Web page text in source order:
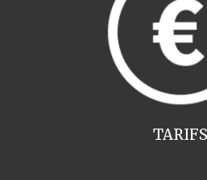
TARIFS